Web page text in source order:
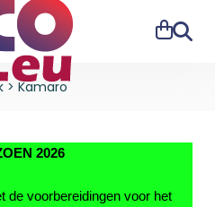
> Kamaro
2026
de voorbereidingen voor het